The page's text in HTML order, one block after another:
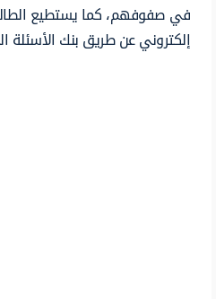
في صفوفهم، كما يستطيع
إلكتروني عن طريق بنك الأسئلة